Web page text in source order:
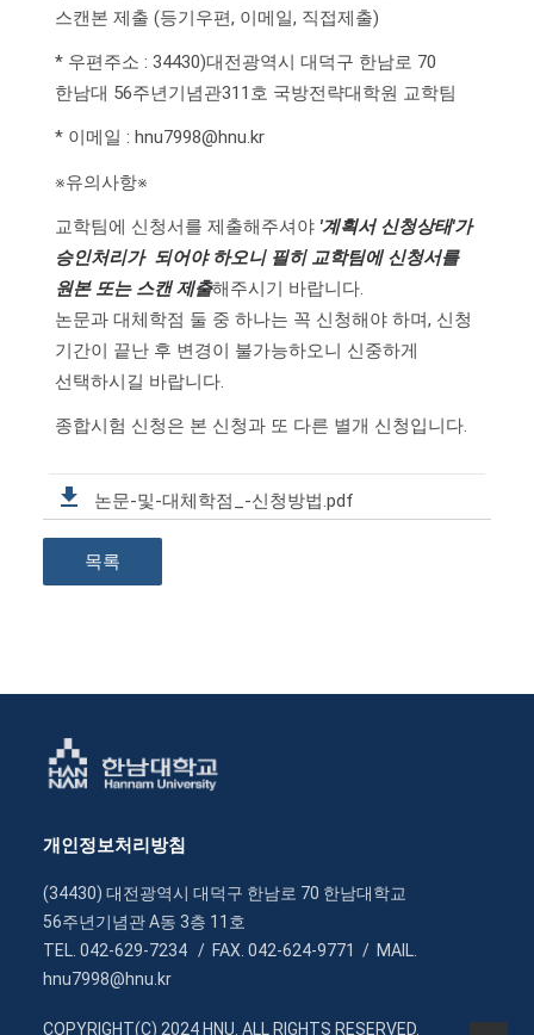
스캔본 제출 (등기우편, 이메일, 직접제출)
* 우편주소 : 34430)대전광역시 대덕구 한남로 70
한남대 56주년기념관311호 국방전략대학원 교학팀
* 이메일 : hnu7998@hnu.kr
※유의사항※
교학팀에 신청서를 제출해주셔야 '계획서 신청상태'가
승인처리가 되어야 하오니 필히 교학팀에 신청서를
원본 또는 스캔 제출해주시기 바랍니다.
논문과 대체학점 둘 중 하나는 꼭 신청해야 하며, 신청
기간이 끝난 후 변경이 불가능하오니 신중하게
선택하시길 바랍니다.
종합시험 신청은 본 신청과 또 다른 별개 신청입니다.
논문-및-대체학점_-신청방법.pdf
목록
개인정보처리방침
(34430) 대전광역시 대덕구 한남로 70 한남대학교
56주년기념관 A동 3층 11호
TEL. 042-629-7234 / FAX. 042-624-9771 / MAIL.
hnu7998@hnu.kr
COPYRIGHT(C) 2024 HNU. ALL RIGHTS RESERVED.